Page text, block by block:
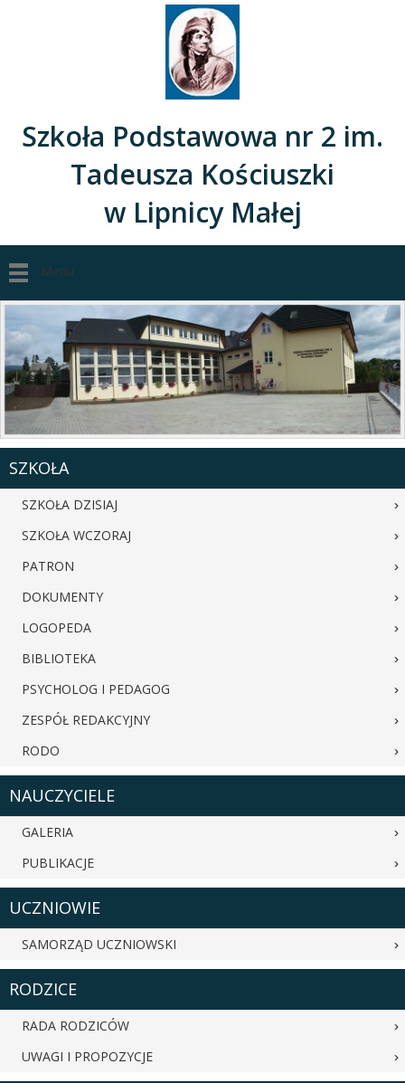
Szkoła Podstawowa nr 2 im.
Tadeusza Kościuszki
w Lipnicy Małej
Menu
SZKOŁA
SZKOŁA DZISIAJ
SZKOŁA WCZORAJ
PATRON
DOKUMENTY
LOGOPEDA
BIBLIOTEKA
PSYCHOLOG I PEDAGOG
ZESPÓŁ REDAKCYJNY
RODO
NAUCZYCIELE
GALERIA
PUBLIKACJE
UCZNIOWIE
SAMORZĄD UCZNIOWSKI
RODZICE
RADA RODZICÓW
UWAGI I PROPOZYCJE